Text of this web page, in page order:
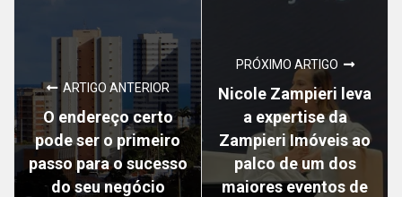
ARTIGO ANTERIOR
O endereço certo
pode ser o primeiro
passo para o sucesso
do seu negócio
PRÓXIMO ARTIGO
Nicole Zampieri leva
a expertise da
Zampieri Imóveis ao
palco de um dos
maiores eventos de